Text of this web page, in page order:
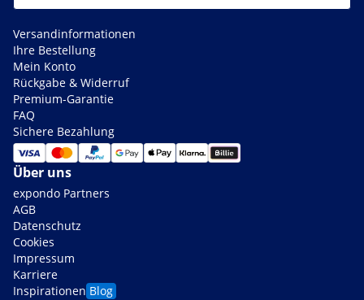
Versandinformationen
Ihre Bestellung
Mein Konto
Rückgabe & Widerruf
Premium-Garantie
FAQ
Sichere Bezahlung
Über uns
expondo Partners
AGB
Datenschutz
Cookies
Impressum
Karriere
Inspirationen Blog